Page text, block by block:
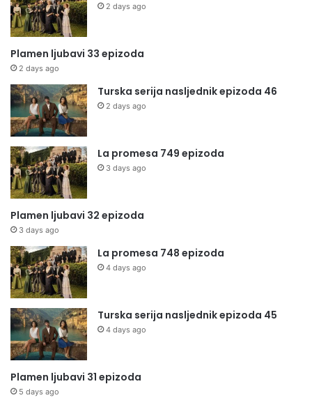
2 days ago
Plamen ljubavi 33 epizoda
2 days ago
Turska serija nasljednik epizoda 46
2 days ago
La promesa 749 epizoda
3 days ago
Plamen ljubavi 32 epizoda
3 days ago
La promesa 748 epizoda
4 days ago
Turska serija nasljednik epizoda 45
4 days ago
Plamen ljubavi 31 epizoda
5 days ago